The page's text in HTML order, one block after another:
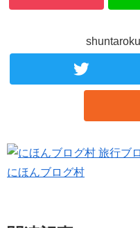
にほんブログ村